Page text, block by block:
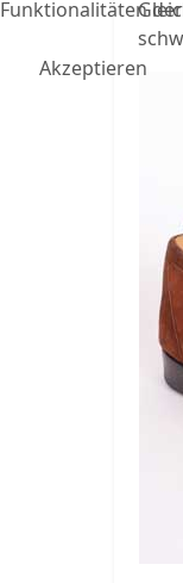
Funktionalitäten
Akzeptieren